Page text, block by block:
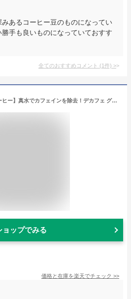
あるコーヒー豆のものになってい
手も良いものになっていておすす
全てのおすすめコメント (1件) >
【カフェインレス コーヒー】真水でカフェインを除去！デカフェ グァテマラ【200gパック】スイスウォータープロセス！安全で美味しいデカフェです！
ョップでみる
価格と在庫を楽天でチェック >>